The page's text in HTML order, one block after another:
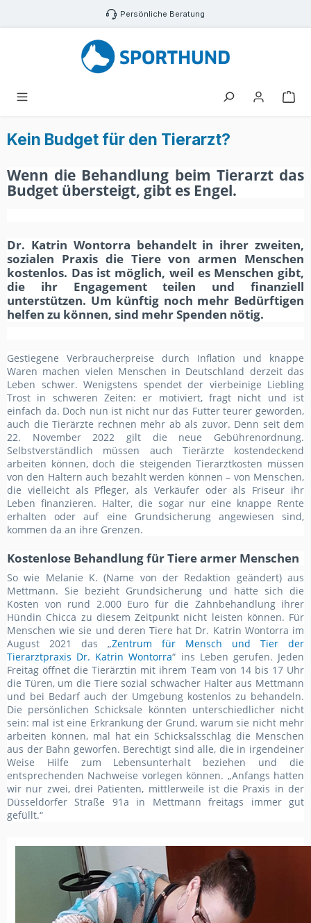
Zum Hauptinhalt springen Persönliche Beratung
Kein Budget für den Tierarzt?
Wenn die Behandlung beim Tierarzt das
Budget übersteigt, gibt es Engel.
Dr. Katrin Wontorra behandelt in ihrer zweiten,
sozialen Praxis die Tiere von armen Menschen
kostenlos. Das ist möglich, weil es Menschen gibt,
die ihr Engagement teilen und finanziell
unterstützen. Um künftig noch mehr Bedürftigen
helfen zu können, sind mehr Spenden nötig.
Gestiegene Verbraucherpreise durch Inflation und knappe
Waren machen vielen Menschen in Deutschland derzeit das
Leben schwer. Wenigstens spendet der vierbeinige Liebling
Trost in schweren Zeiten: er motiviert, fragt nicht und ist
einfach da. Doch nun ist nicht nur das Futter teurer geworden,
auch die Tierärzte rechnen mehr ab als zuvor. Denn seit dem
22. November 2022 gilt die neue Gebührenordnung.
Selbstverständlich müssen auch Tierärzte kostendeckend
arbeiten können, doch die steigenden Tierarztkosten müssen
von den Haltern auch bezahlt werden können – von Menschen,
die vielleicht als Pfleger, als Verkäufer oder als Friseur ihr
Leben finanzieren. Halter, die sogar nur eine knappe Rente
erhalten oder auf eine Grundsicherung angewiesen sind,
kommen da an ihre Grenzen.
Kostenlose Behandlung für Tiere armer Menschen
So wie Melanie K. (Name von der Redaktion geändert) aus
Mettmann. Sie bezieht Grundsicherung und hätte sich die
Kosten von rund 2.000 Euro für die Zahnbehandlung ihrer
Hündin Chicca zu diesem Zeitpunkt nicht leisten können. Für
Menschen wie sie und deren Tiere hat Dr. Katrin Wontorra im
August 2021 das „Zentrum für Mensch und Tier der
Tierarztpraxis Dr. Katrin Wontorra“ ins Leben gerufen. Jeden
Freitag öffnet die Tierärztin mit ihrem Team von 14 bis 17 Uhr
die Türen, um die Tiere sozial schwacher Halter aus Mettmann
und bei Bedarf auch der Umgebung kostenlos zu behandeln.
Die persönlichen Schicksale könnten unterschiedlicher nicht
sein: mal ist eine Erkrankung der Grund, warum sie nicht mehr
arbeiten können, mal hat ein Schicksalsschlag die Menschen
aus der Bahn geworfen. Berechtigt sind alle, die in irgendeiner
Weise Hilfe zum Lebensunterhalt beziehen und die
entsprechenden Nachweise vorlegen können. „Anfangs hatten
wir nur zwei, drei Patienten, mittlerweile ist die Praxis in der
Düsseldorfer Straße 91a in Mettmann freitags immer gut
gefüllt.“